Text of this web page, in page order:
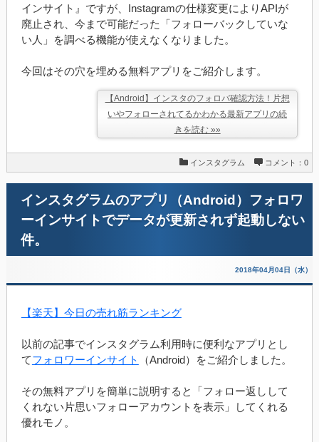
インサイト』ですが、Instagramの仕様変更によりAPIが
廃止され、今まで可能だった「フォローバックしていな
い人」を調べる機能が使えなくなりました。
今回はその穴を埋める無料アプリをご紹介します。
【Android】インスタのフォロバ確認方法！片想
いやフォローされてるかわかる最新アプリの続
きを読む »»
インスタグラム コメント：0
インスタグラムのアプリ（Android）フォロワ
ーインサイトでデータが更新されず起動しない
件。
2018年04月04日（水）
【楽天】今日の売れ筋ランキング
以前の記事でインスタグラム利用時に便利なアプリとし
てフォロワーインサイト （Android）をご紹介しました。
その無料アプリを簡単に説明すると「フォロー返しして
くれない片思いフォローアカウントを表示」してくれる
優れモノ。